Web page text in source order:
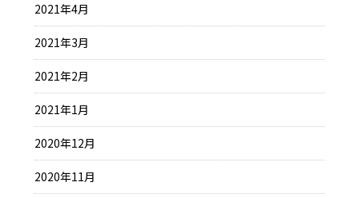
2021年4月
2021年3月
2021年2月
2021年1月
2020年12月
2020年11月